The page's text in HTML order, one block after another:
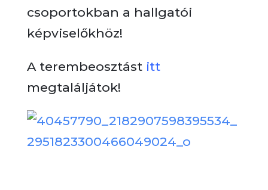
csoportokban a hallgatói
képviselőkhöz!
A terembeosztást itt
megtaláljátok!